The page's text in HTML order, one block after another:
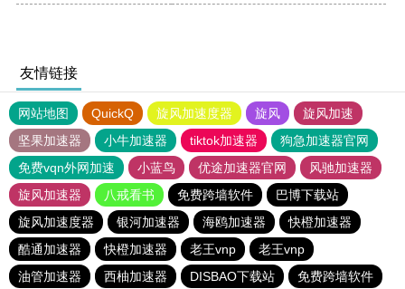
友情链接
网站地图 QuickQ 旋风加速度器 旋风
旋风加速
坚果加速器
小牛加速器 tiktok加速器
狗急加速器官网
免费vqn外网加速
小蓝鸟 优途加速器官网
风驰加速器
旋风加速器
八戒看书 免费跨墙软件
巴博下载站
旋风加速度器
银河加速器 海鸥加速器
快橙加速器
酷通加速器
快橙加速器 老王vnp
老王vnp
油管加速器
西柚加速器 DISBAO下载站 免费跨墙软件